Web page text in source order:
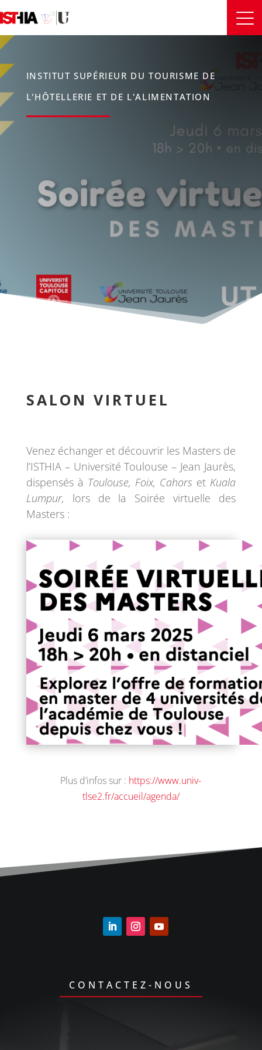
INSTITUT SUPÉRIEUR DU TOURISME DE
L'HÔTELLERIE ET DE L'ALIMENTATION
SALON VIRTUEL
Venez échanger et découvrir les Masters de
l’ISTHIA – Université Toulouse – Jean Jaurès,
dispensés à Toulouse, Foix, Cahors et Kuala
Lumpur, lors de la Soirée virtuelle des
Masters :
Plus d’infos sur : https://www.univ-
tlse2.fr/accueil/agenda/
CONTACTEZ-NOUS